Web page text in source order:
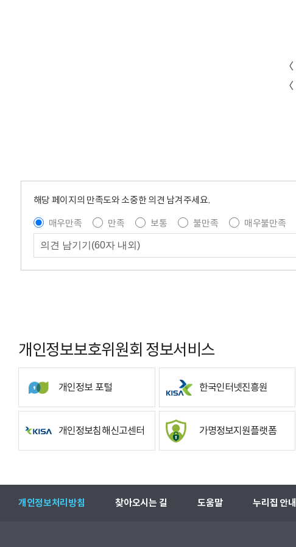
〈
〈
해당 페이지의 만족도와 소중한 의견 남겨주세요.
매우만족
만족 보통 불만족 매우불만족
개인정보보호위원회 정보서비스
개인정보 포털 한국인터넷진흥원
개인정보침해신고센터 가명정보지원플랫폼
개인정보처리방침 찾아오시는 길 도움말 누리집 안내